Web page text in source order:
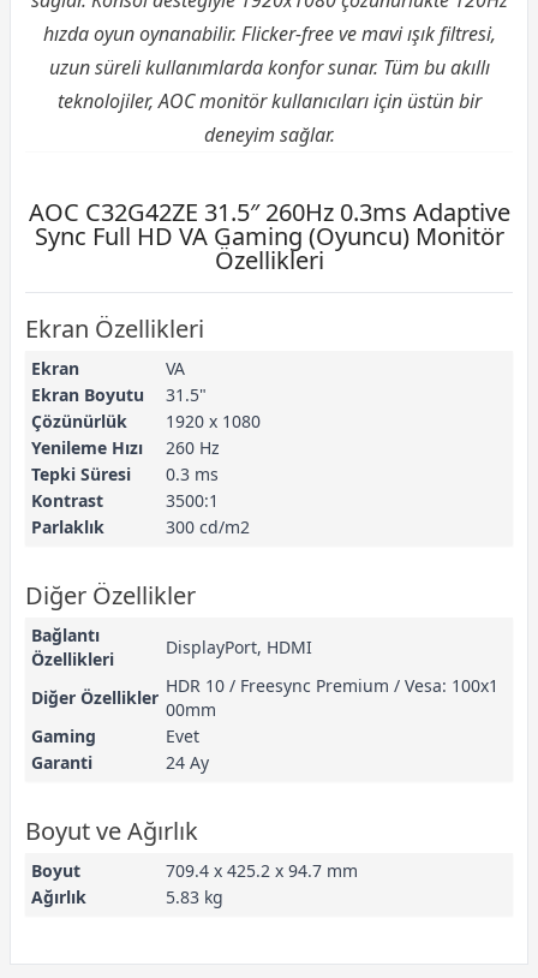
hızda oyun oynanabilir. Flicker-free ve mavi ışık filtresi,
uzun süreli kullanımlarda konfor sunar. Tüm bu akıllı
teknolojiler, AOC monitör kullanıcıları için üstün bir
deneyim sağlar.
AOC C32G42ZE 31.5″ 260Hz 0.3ms Adaptive
Sync Full HD VA Gaming (Oyuncu) Monitör
Özellikleri
Ekran Özellikleri
Ekran
VA
Ekran Boyutu
31.5"
Çözünürlük
1920 x 1080
Yenileme Hızı
260 Hz
Tepki Süresi
0.3 ms
Kontrast
3500:1
Parlaklık
300 cd/m2
Diğer Özellikler
Bağlantı
Özellikleri
DisplayPort, HDMI
Diğer Özellikler
HDR 10 / Freesync Premium / Vesa: 100x1
00mm
Gaming
Evet
Garanti
24 Ay
Boyut ve Ağırlık
Boyut
709.4 x 425.2 x 94.7 mm
Ağırlık
5.83 kg